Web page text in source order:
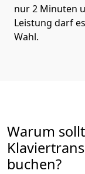
nur 2 Minuten
Leistung darf
Wahl.
Warum
buchen?